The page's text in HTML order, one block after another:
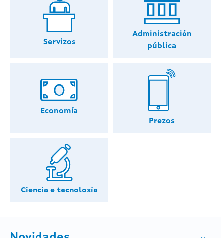
Servizos
Administración
pública
Economía
Prezos
Ciencia e tecnoloxía